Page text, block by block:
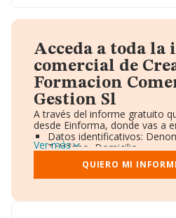
Acceda a toda
comercial de
Formacion
Gestion Sl
A través del informe gratuito
desde Einforma, donde vas a
Datos identificativos:
Teléfono, Domicilio.
Informe Mercantil
Gráficos de Evolución
Consejo de Administración
Accionistas.
Ver más
QUIERO MI